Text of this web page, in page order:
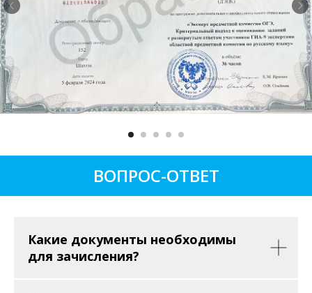
ВОПРОС-ОТВЕТ
Какие документы необходимы
для зачисления?